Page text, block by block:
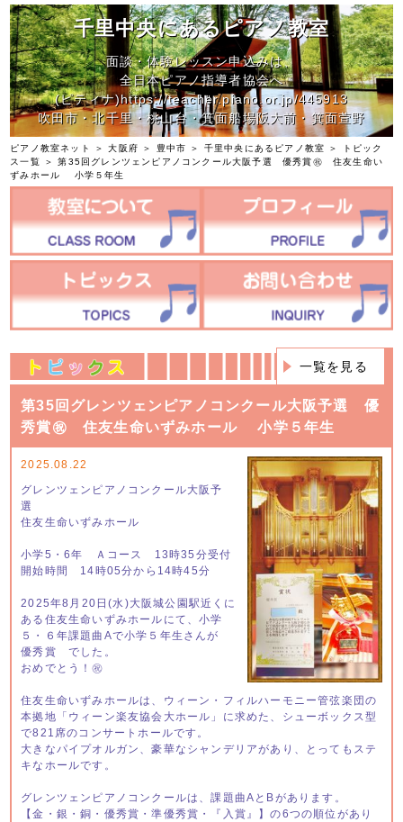
千里中央にあるピアノ教室
面談・体験レッスン申込みは、
全日本ピアノ指導者協会へ
(ピティナ)https://teacher.piano.or.jp/445913
吹田市・北千里・桃山台・箕面船場阪大前・箕面萱野
ピアノ教室ネット ＞大阪府 ＞ 豊中市 ＞ 千里中央にあるピアノ教室 ＞
トピック
ス一覧 ＞ 第35回グレンツェンピアノコンクール大阪予選 優秀賞㊗ 住友生命い
ずみホール 小学５年生
一覧を見る
第35回グレンツェンピアノコンクール大阪予選 優
秀賞㊗ 住友生命いずみホール 小学５年生
2025.08.22
グレンツェンピアノコンクール大阪予
選
住友生命いずみホール
小学5・6年 Ａコース 13時35分受付
開始時間 14時05分から14時45分
2025年8月20日(水)大阪城公園駅近くに
ある住友生命いずみホールにて、小学
５・６年課題曲Aで小学５年生さんが
優秀賞 でした。
おめでとう！㊗
住友生命いずみホールは、ウィーン・フィルハーモニー管弦楽団の
本拠地「ウィーン楽友協会大ホール」に求めた、シューボックス型
で821席のコンサートホールです。
大きなパイプオルガン、豪華なシャンデリアがあり、とってもステ
キなホールです。
グレンツェンピアノコンクールは、課題曲AとBがあります。
【金・銀・銅・優秀賞・準優秀賞・『入賞』】の6つの順位があり